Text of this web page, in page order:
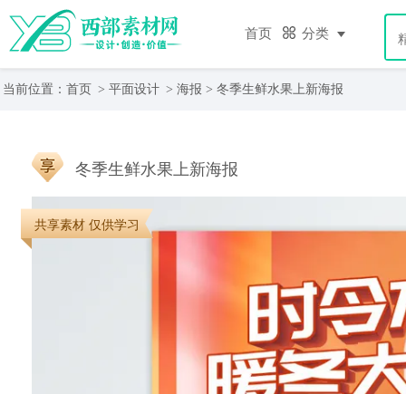
首页 分类
当前位置： 首页 > 平面设计 > 海报 > 冬季生鲜水果上新海报
冬季生鲜水果上新海报
共享素材 仅供学习